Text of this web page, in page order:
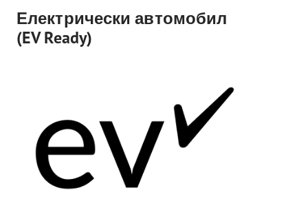
Електрически автомобил
(EV Ready)